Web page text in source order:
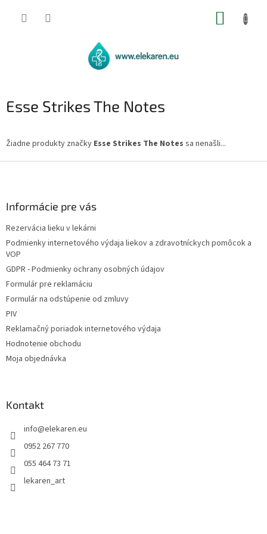
Esse Strikes The Notes
Žiadne produkty značky Esse Strikes The Notes sa nenašli...
Informácie pre vás
Rezervácia lieku v lekárni
Podmienky internetového výdaja liekov a zdravotníckych pomôcok a
VOP
GDPR - Podmienky ochrany osobných údajov
Formulár pre reklamáciu
Formulár na odstúpenie od zmluvy
PIV
Reklamačný poriadok internetového výdaja
Hodnotenie obchodu
Moja objednávka
Kontakt
info@elekaren.eu
0952 267 770
055 464 73 71
lekaren_art